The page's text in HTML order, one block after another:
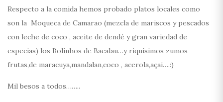
Respecto a la comida hemos probado platos locales como
son la Moqueca de Camarao (mezcla de mariscos y pescados
con leche de coco , aceite de dendé y gran variedad de
especias) los Bolinhos de Bacalau…y riquísimos zumos
frutas,de maracuya,mandalan,coco , acerola,açai….:)
Mil besos a todos……..